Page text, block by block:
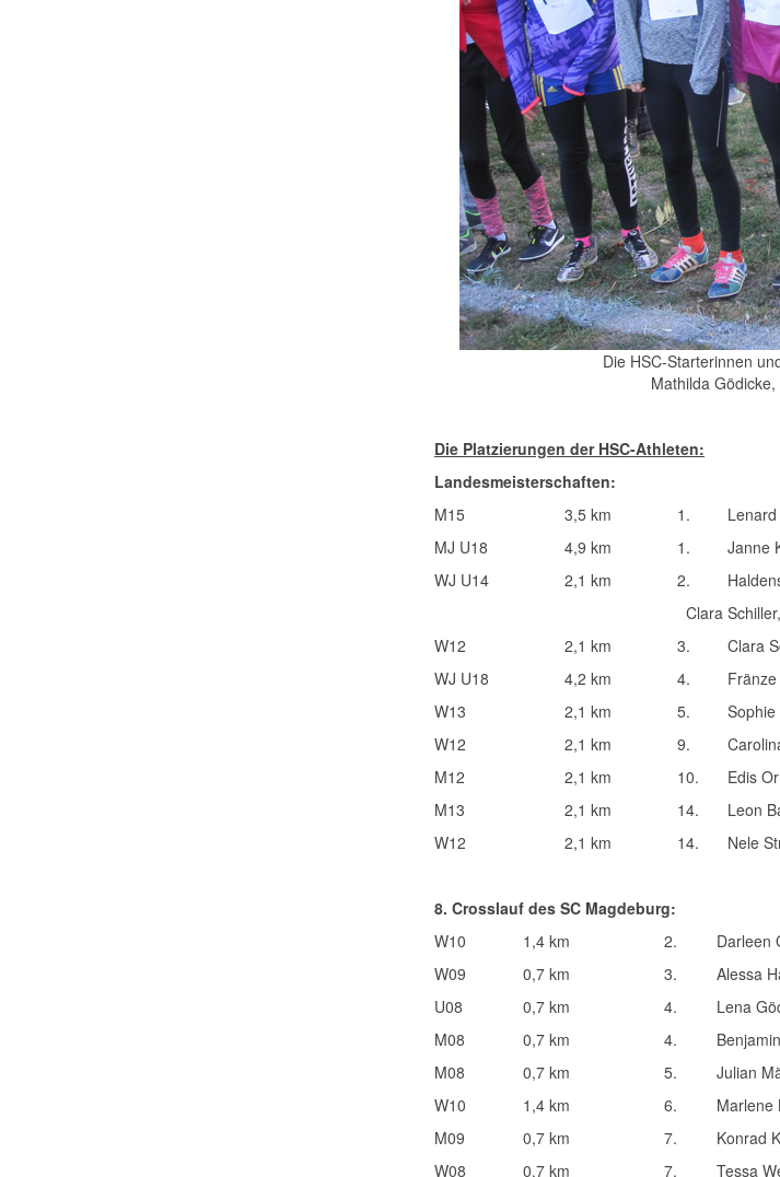
Die HSC-Starterinnen
Mathilda
Die Platzierungen der HSC-Athleten:
Landesmeisterschaften:
M15
3,5 km 1.
MJ U18
4,9 km 1. Janne
WJ U14
2,1 km 2.
Clara
W12
2,1 km 3. Clara
WJ U18
4,2 km 4.
W13
2,1 km 5.
W12
2,1 km 9.
M12
2,1 km 10. Edis
M13
2,1 km 14. Leon
W12
2,1 km 14. Nele
8. Crosslauf des SC Magdeburg:
W10
1,4 km 2. Darleen
W09
0,7 km 3. Alessa
U08
0,7 km 4. Lena
M08
0,7 km 4.
M08
0,7 km 5. Julian
W10
1,4 km 6. Marlene
M09
0,7 km 7. Konrad
W08
0,7 km 7. Tessa